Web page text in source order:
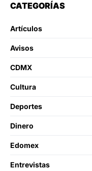
CATEGORÍAS
Artículos
Avisos
CDMX
Cultura
Deportes
Dinero
Edomex
Entrevistas